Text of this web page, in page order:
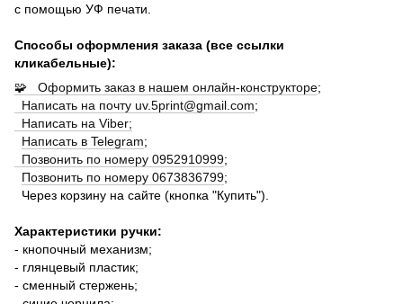
с помощью УФ печати.
Способы оформления заказа (все ссылки
кликабельные):
🧩 Оформить заказ в нашем онлайн-конструкторе;
Написать на почту uv.5print@gmail.com;
Написать на Viber;
Написать в Telegram;
Позвонить по номеру 0952910999;
Позвонить по номеру 0673836799;
Через корзину на сайте (кнопка "Купить").
Характеристики ручки:
- кнопочный механизм;
- глянцевый пластик;
- сменный стержень;